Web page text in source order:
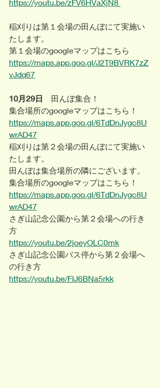
https://youtu.be/zFV6HVaXjN8
稲刈りは第１会場の田んぼにて実施い
たします。
第１会場のgoogleマップはこちら
https://maps.app.goo.gl/J2T9BVRK7zZ
vJdq67
10月29日
田んぼ集合！
集合場所のgoogleマップはこちら！
https://maps.app.goo.gl/6TdDnJygc8U
wrAD47
稲刈りは第２会場の田んぼにて実施い
たします。
田んぼは集合場所の隣にございます。
集合場所のgoogleマップはこちら！
https://maps.app.goo.gl/6TdDnJygc8U
wrAD47
さぎ山記念公園から第２会場への行き
方
https://youtu.be/2joeyOLC0mk
さぎ山記念公園バス停から第２会場へ
の行き方
https://youtu.be/FIJ6BNa5rkk